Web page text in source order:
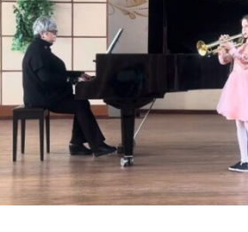
НАЙКРАЩИХ
ТАНЦЮРИСТІВ
ОБЛАСТІ"